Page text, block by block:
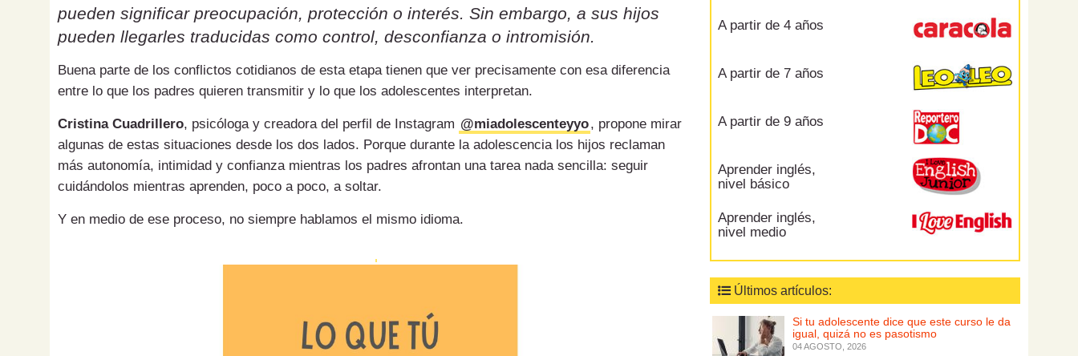
pueden significar preocupación, protección o interés. Sin embargo, a sus hijos
pueden llegarles traducidas como control, desconfianza o intromisión.
Buena parte de los conflictos cotidianos de esta etapa tienen que ver precisamente con esa diferencia
entre lo que los padres quieren transmitir y lo que los adolescentes interpretan.
Cristina Cuadrillero, psicóloga y creadora del perfil de Instagram @miadolescenteyyo, propone mirar
algunas de estas situaciones desde los dos lados. Porque durante la adolescencia los hijos reclaman
más autonomía, intimidad y confianza mientras los padres afrontan una tarea nada sencilla: seguir
cuidándolos mientras aprenden, poco a poco, a soltar.
Y en medio de ese proceso, no siempre hablamos el mismo idioma.
A partir de 4 años
A partir de 7 años
A partir de 9 años
Aprender inglés,
nivel básico
Aprender inglés,
nivel medio
Últimos artículos:
Si tu adolescente dice que este curso le da
igual, quizá no es pasotismo
04 AGOSTO, 2026